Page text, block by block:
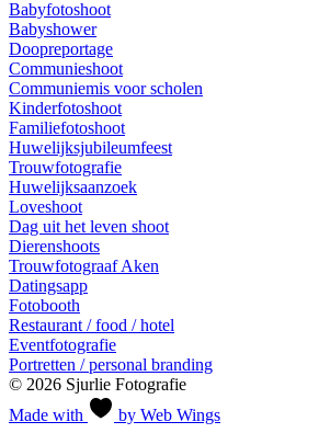
Babyfotoshoot
Babyshower
Doopreportage
Communieshoot
Communiemis voor scholen
Kinderfotoshoot
Familiefotoshoot
Huwelijksjubileumfeest
Trouwfotografie
Huwelijksaanzoek
Loveshoot
Dag uit het leven shoot
Dierenshoots
Trouwfotograaf Aken
Datingsapp
Fotobooth
Restaurant / food / hotel
Eventfotografie
Portretten / personal branding
© 2026 Sjurlie Fotografie
Made with
by Web Wings